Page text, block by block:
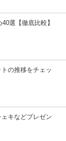
選【徹底比較】
の推移をチェッ
キなどプレゼン